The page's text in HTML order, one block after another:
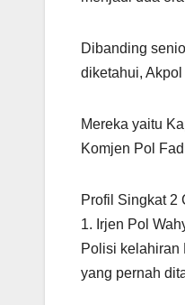
Dibanding
diketahui,
Mereka yaitu
Komjen Pol
Profil Singkat 2
1. Irjen Pol
Polisi kelahiran
yang pernah